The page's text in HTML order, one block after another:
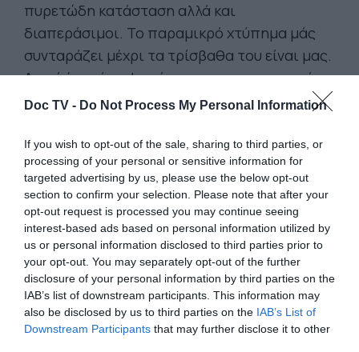
Doc TV - Do Not Process My Personal Information
If you wish to opt-out of the sale, sharing to third parties, or
processing of your personal or sensitive information for
targeted advertising by us, please use the below opt-out
section to confirm your selection. Please note that after your
opt-out request is processed you may continue seeing
interest-based ads based on personal information utilized by
us or personal information disclosed to third parties prior to
your opt-out. You may separately opt-out of the further
disclosure of your personal information by third parties on the
IAB’s list of downstream participants. This information may
also be disclosed by us to third parties on the IAB’s List of
Downstream Participants that may further disclose it to other
πυρετώδη κατάσταση αλλά και
διαπεράσιμοι. Το παραμικρό χτύπημα μάς
συνταράζει μέχρι τα τρίσβαθα του είναι μας.
Αρκεί ένα κύμα φωτός, και να την μπροστά
μας η αιωνιότητα.
Γι’ αυτό δεν πρέπει να λέμε πως ταξιδεύουμε
για την ευχαρίστησή μας. Δεν βρίσκουμε
ευχαρίστηση στα ταξίδια. Θα έλεγα, μάλλον,
ότι πρόκειται για ασκητικό τρόπο ζωής.
Ταξιδεύουμε για την καλλιέργειά μας εάν,
λέγοντας καλλιέργεια, εννοούμε την
εξάσκηση της πιο ενδόμυχης αίσθησής μας,
της αίσθησης δηλαδή της αιωνιότητας.